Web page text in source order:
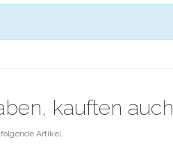
kauften auch
Artikel.